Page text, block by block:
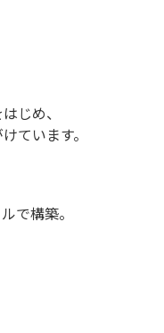
じめ、
ています。
で構築。